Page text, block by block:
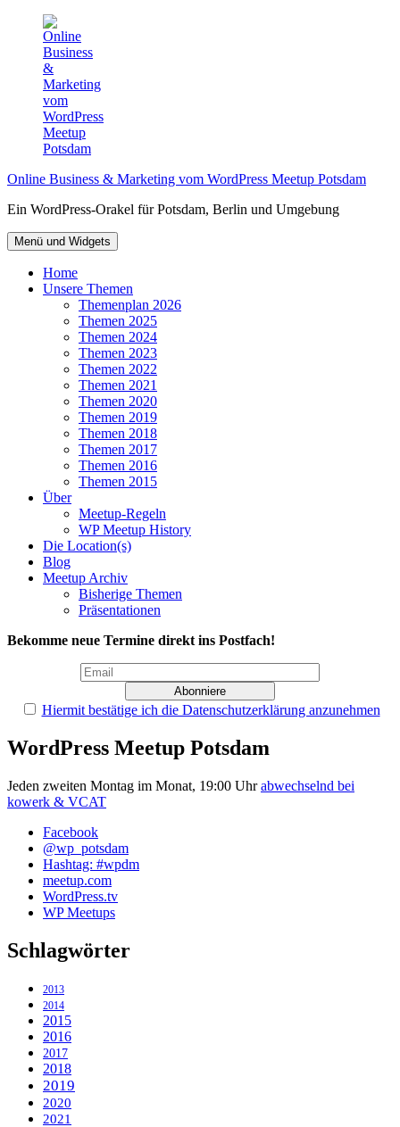
springen
Online Business & Marketing vom WordPress Meetup Potsdam
Ein WordPress-Orakel für Potsdam, Berlin und Umgebung
Menü und Widgets
Home
Unsere Themen
Themenplan 2026
Themen 2025
Themen 2024
Themen 2023
Themen 2022
Themen 2021
Themen 2020
Themen 2019
Themen 2018
Themen 2017
Themen 2016
Themen 2015
Über
Meetup-Regeln
WP Meetup History
Die Location(s)
Blog
Meetup Archiv
Bisherige Themen
Präsentationen
Bekomme neue Termine direkt ins Postfach!
Hiermit bestätige ich die Datenschutzerklärung anzunehmen
WordPress Meetup Potsdam
Jeden zweiten Montag im Monat, 19:00 Uhrabwechselnd bei
kowerk & VCAT
Facebook
@wp_potsdam
Hashtag: #wpdm
meetup.com
WordPress.tv
WP Meetups
Schlagwörter
2013
2014
2015
2016
2017
2018
2019
2020
2021